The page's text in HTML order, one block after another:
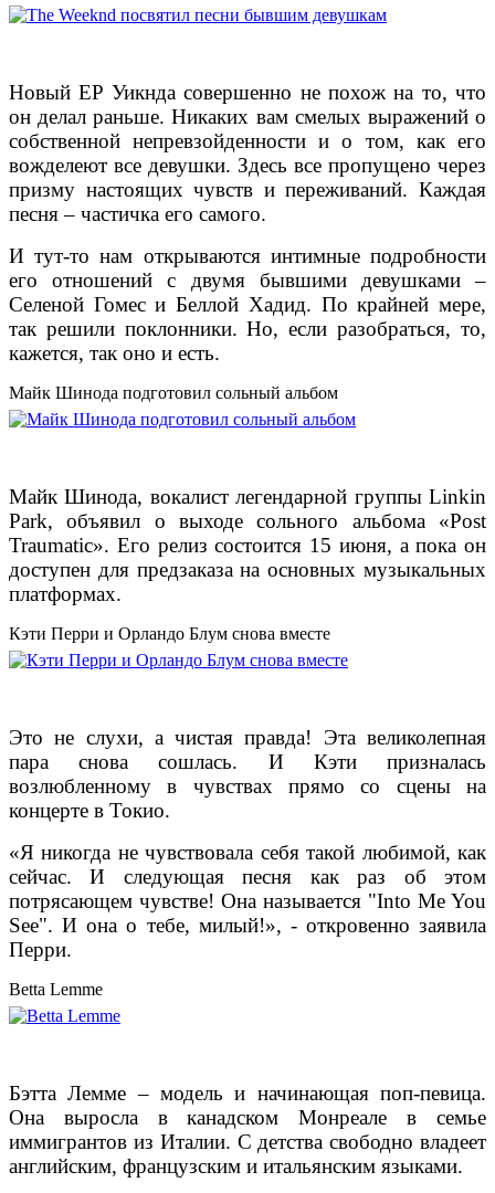
Новый EP Уикнда совершенно не похож на то, что
он делал раньше. Никаких вам смелых выражений о
собственной непревзойденности и о том, как его
вожделеют все девушки. Здесь все пропущено через
призму настоящих чувств и переживаний. Каждая
песня – частичка его самого.
И тут-то нам открываются интимные подробности
его отношений с двумя бывшими девушками –
Селеной Гомес и Беллой Хадид. По крайней мере,
так решили поклонники. Но, если разобраться, то,
кажется, так оно и есть.
Майк Шинода подготовил сольный альбом
Майк Шинода, вокалист легендарной группы Linkin
Park, объявил о выходе сольного альбома «Post
Traumatic». Его релиз состоится 15 июня, а пока он
доступен для предзаказа на основных музыкальных
платформах.
Кэти Перри и Орландо Блум снова вместе
Это не слухи, а чистая правда! Эта великолепная
пара снова сошлась. И Кэти призналась
возлюбленному в чувствах прямо со сцены на
концерте в Токио.
«Я никогда не чувствовала себя такой любимой, как
сейчас. И следующая песня как раз об этом
потрясающем чувстве! Она называется "Into Me You
See". И она о тебе, милый!», - откровенно заявила
Перри.
Betta Lemme
Бэтта Лемме – модель и начинающая поп-певица.
Она выросла в канадском Монреале в семье
иммигрантов из Италии. С детства свободно владеет
английским, французским и итальянским языками.